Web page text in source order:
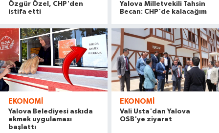
Özgür Özel, CHP'den
istifa etti
Yalova Milletvekili Tahsin
Becan: CHP'de kalacağım
EKONOMI
Yalova Belediyesi askıda
ekmek uygulaması
başlattı
EKONOMI
Vali Usta'dan Yalova
OSB'ye ziyaret